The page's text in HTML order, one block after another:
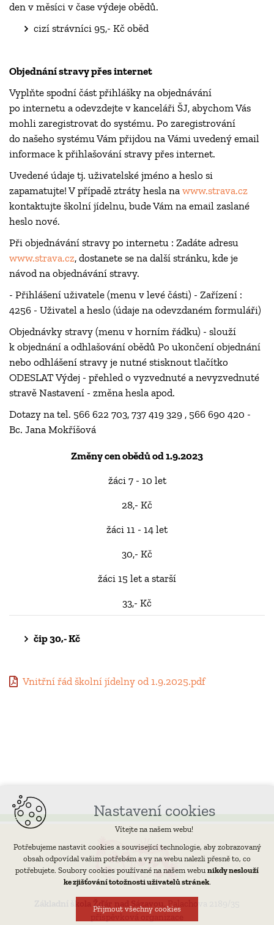
den v měsíci v čase výdeje obědů.
cizí strávníci 95,- Kč oběd
Objednání stravy přes internet
Vyplňte spodní část přihlášky na objednávání
po internetu a odevzdejte v kanceláři ŠJ, abychom Vás
mohli zaregistrovat do systému. Po zaregistrování
do našeho systému Vám přijdou na Vámi uvedený email
informace k přihlašování stravy přes internet.
Uvedené údaje tj. uživatelské jméno a heslo si
zapamatujte! V případě ztráty hesla na www.strava.cz
kontaktujte školní jídelnu, bude Vám na email zaslané
heslo nové.
Při objednávání stravy po internetu : Zadáte adresu
www.strava.cz, dostanete se na další stránku, kde je
návod na objednávání stravy.
- Přihlášení uživatele (menu v levé části) - Zařízení :
4256 - Uživatel a heslo (údaje na odevzdaném formuláři)
Objednávky stravy (menu v horním řádku) - slouží
k objednání a odhlašování obědů Po ukončení objednání
nebo odhlášení stravy je nutné stisknout tlačítko
ODESLAT Výdej - přehled o vyzvednuté a nevyzvednuté
stravě Nastavení - změna hesla apod.
Dotazy na tel. 566 622 703, 737 419 329 , 566 690 420 -
Bc. Jana Mokříšová
Změny cen obědů od 1.9.2023
žáci 7 - 10 let
28,- Kč
žáci 11 - 14 let
30,- Kč
žáci 15 let a starší
33,- Kč
čip 30,- Kč
Vnitřní řád školní jídelny od 1.9.2025.pdf
Základní škola Žďár nad Sázavou,
Palachova 2189/35
Nastavení cookies
Vítejte na našem webu!
Potřebujeme nastavit cookies a související technologie, aby zobrazovaný
obsah odpovídal vašim potřebám a vy na webu nalezli přesně to, co
potřebujete. Soubory cookies používané na našem webu nikdy neslouží
ke zjišťování totožnosti uživatelů stránek.
Přijmout všechny cookies